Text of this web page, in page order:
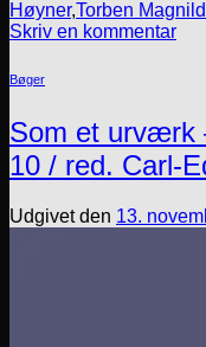
Høyner,Torben
Skriv en kommentar
Bøger
Som et urværk
10 / red. Carl-
Udgivet den 13.